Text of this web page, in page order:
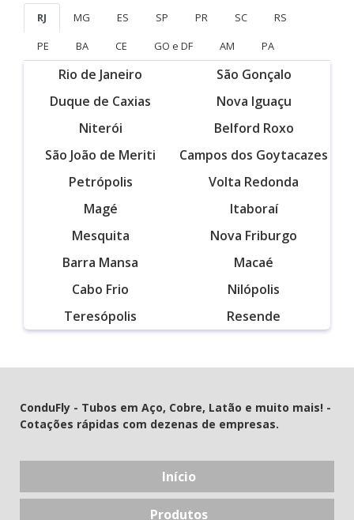
RJ MG ES SP PR SC
RS
PE
BA CE GO e DF AM PA
Rio de Janeiro
São Gonçalo
Duque de Caxias
Nova Iguaçu
Niterói
Belford Roxo
São João de Meriti
Campos dos Goytacazes
Petrópolis
Volta Redonda
Magé
Itaboraí
Mesquita
Nova Friburgo
Barra Mansa
Macaé
Cabo Frio
Nilópolis
Teresópolis
Resende
ConduFly - Tubos em Aço, Cobre, Latão e muito mais! -
Cotações rápidas com dezenas de empresas.
Início
Produtos